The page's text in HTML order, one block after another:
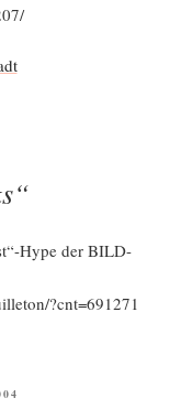
Hype der BILD-
?cnt=691271